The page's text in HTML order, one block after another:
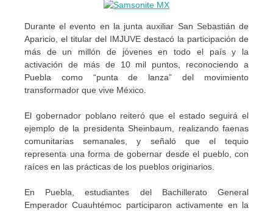
Durante el evento en la junta auxiliar San Sebastián de
Aparicio, el titular del IMJUVE destacó la participación de
más de un millón de jóvenes en todo el país y la
activación de más de 10 mil puntos, reconociendo a
Puebla como “punta de lanza” del movimiento
transformador que vive México.
El gobernador poblano reiteró que el estado seguirá el
ejemplo de la presidenta Sheinbaum, realizando faenas
comunitarias semanales, y señaló que el tequio
representa una forma de gobernar desde el pueblo, con
raíces en las prácticas de los pueblos originarios.
En Puebla, estudiantes del Bachillerato General
Emperador Cuauhtémoc participaron activamente en la